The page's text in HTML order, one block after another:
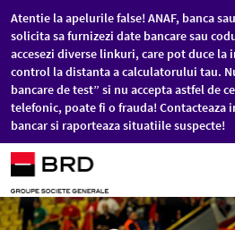
Sari la conținutul principal
Atentie la apelurile false! ANAF, banca
solicita sa furnizezi date bancare sau
accesezi diverse linkuri, care pot duce la
control la distanta a calculatorului tau.
bancare de test” si nu accepta astfel de
telefonic, poate fi o frauda! Contacteaza
bancar si raporteaza situatiile suspecte!